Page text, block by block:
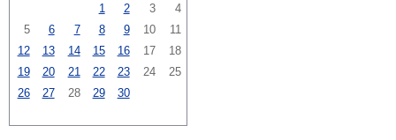
1
2 3
4
5
6 7 8 9 10
11
12
13 14 15 16 17
18
19
20 21 22 23 24
25
26
27 28 29 30